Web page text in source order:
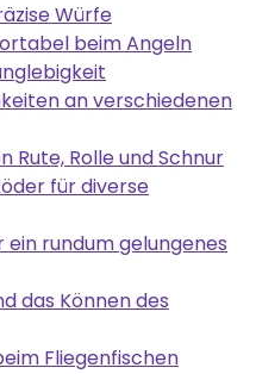
Würfe
beim Angeln
an verschiedenen
Rute, Rolle und Schnur
für diverse
rundum gelungenes
das Können des
Fliegenfischen